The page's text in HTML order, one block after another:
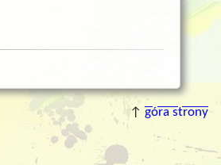
↑ góra strony